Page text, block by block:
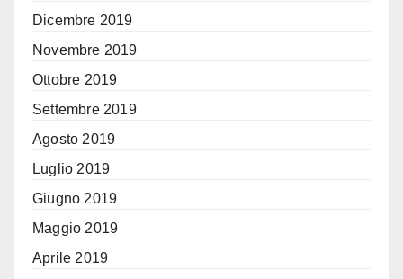
Dicembre 2019
Novembre 2019
Ottobre 2019
Settembre 2019
Agosto 2019
Luglio 2019
Giugno 2019
Maggio 2019
Aprile 2019